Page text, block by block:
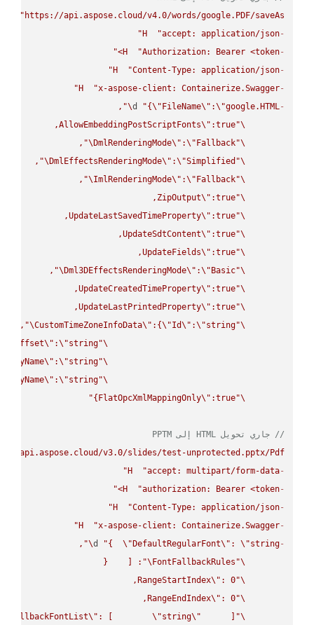
"https://api.aspose.cloud/v4.0/words/google.PDF/saveAs"
-
H
"accept: application/json"
-
H
"Authorization: Bearer <token>"
-
H
"Content-Type: application/json"
-
H
"x-aspose-client: Containerize.Swagger"
-
d "{\" FileName\" :\"google.HTML
\"
\"
AllowEmbeddingPostScriptFonts\"
\"
DmlRenderingMode\" :\" Fallback
\"
\"
DmlEffectsRenderingMode\" :\"Simplified
\"
\"
ImlRenderingMode\" :\" Fallback
\"
\"
ZipOutput\"
\"
UpdateLastSavedTimeProperty\"
\"
UpdateSdtContent\"
\"
UpdateFields\"
\"
Dml3DEffectsRenderingMode\" :\" Basic
\"
\"
UpdateCreatedTimeProperty\"
\"
UpdateLastPrintedProperty\"
\"
CustomTimeZoneInfoData\" :{\"Id\" :\"string
\"
\"
\" :\"string
\"
\" :\"string
\"
\" :\"string
\"
FlatOpcXmlMappingOnly\" :true}"
// جاري تحويل HTML إلى PPTM
api.aspose.cloud/v3.0/slides/test-unprotected.pptx/Pdf"
-
H
"accept: multipart/form-data"
-
H
"authorization: Bearer <token>"
-
H
"Content-Type: application/json"
-
H
"x-aspose-client: Containerize.Swagger"
-
d "{ \" DefaultRegularFont\" : \"string
\"
\"
FontFallbackRules
\"
\"
RangeStartIndex\"
\"
RangeEndIndex\"
\"
FallbackFontList\" : [ \"string\"